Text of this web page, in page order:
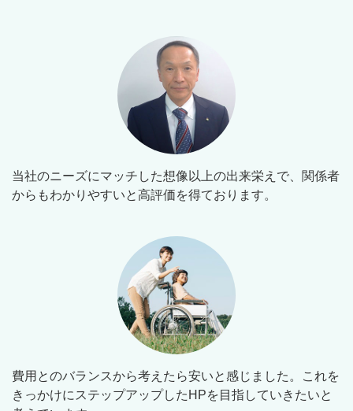
当社のニーズにマッチした想像以上の出来栄えで、関係者
からもわかりやすいと高評価を得ております。
費用とのバランスから考えたら安いと感じました。これを
きっかけにステップアップしたHPを目指していきたいと